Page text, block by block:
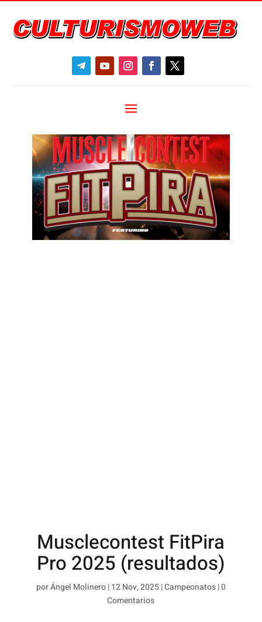
Musclecontest FitPira
Pro 2025 (resultados)
porÁngel Molinero|12 Nov, 2025|Campeonatos|0
Comentarios